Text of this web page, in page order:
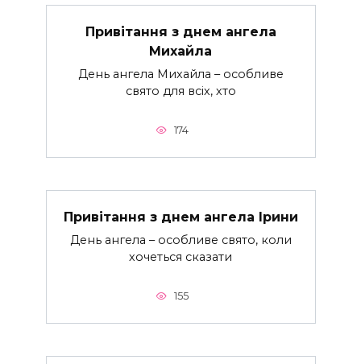
Привітання з днем ангела
Михайла
День ангела Михайла – особливе
свято для всіх, хто
174
Привітання з днем ангела Ірини
День ангела – особливе свято, коли
хочеться сказати
155